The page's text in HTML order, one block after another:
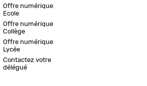
Offre numérique
Ecole
Offre numérique
Collège
Offre numérique
Lycée
Contactez votre
délégué